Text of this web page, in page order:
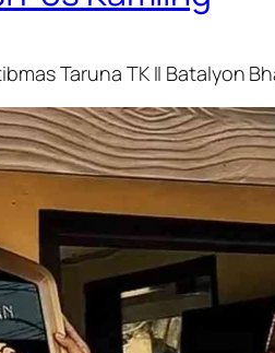
Taruna TK II Batalyon